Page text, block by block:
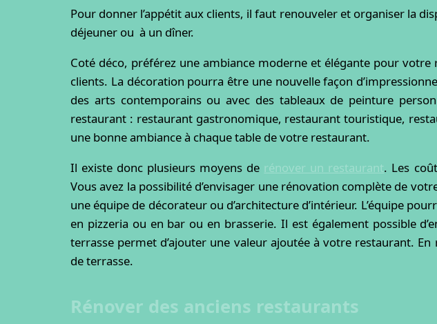
Pour donner l’appétit aux clients, il faut renouveler et organiser la
déjeuner ou à un dîner.
Coté déco, préférez une ambiance moderne et élégante pour
clients. La décoration pourra être une nouvelle façon
des arts contemporains ou avec des tableaux de peinture
restaurant : restaurant gastronomique, restaurant touristique,
une bonne ambiance à chaque table de votre restaurant.
Il existe donc plusieurs moyens de rénover un restaurant. Les
Vous avez la possibilité d’envisager une rénovation complète de
une équipe de décorateur ou d’architecture d’intérieur. L’équipe
en pizzeria ou en bar ou en brasserie. Il est également possible
terrasse permet d’ajouter une valeur ajoutée à votre restaurant.
de terrasse.
Rénover des anciens restaurants